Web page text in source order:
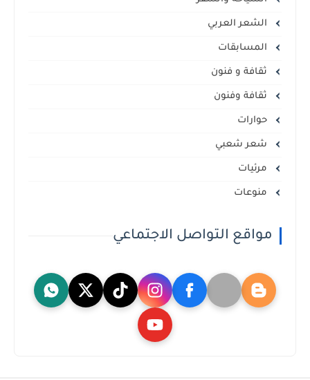
الشعر العربي
المسابقات
ثقافة و فنون
ثقافة وفنون
حوارات
شعر شعبي
مرئيات
منوعات
مواقع التواصل الاجتماعي